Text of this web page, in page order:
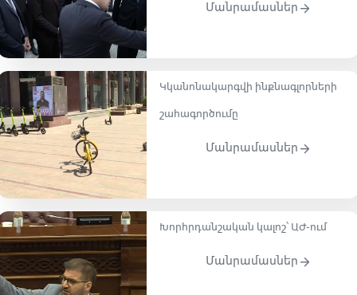
Մանրամասներ
Կկանոնակարգվի ինքնագլորների
շահագործումը
Մանրամասներ
Խորհրդանշական կալոշ՝ ԱԺ-ում
Մանրամասներ